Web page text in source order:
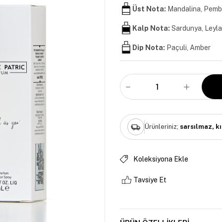
Üst Nota: Mandalina,
Kalp Nota: Sardunya,
Dip Nota: Paçuli, Amber
Ürünleriniz; sarsılmaz,
Koleksiyona Ekle
Tavsiye Et